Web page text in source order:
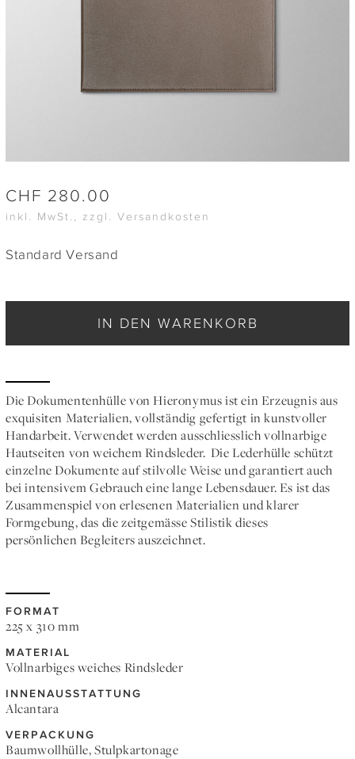
CHF 280.00
inkl. MwSt., zzgl. Versandkosten
Standard Versand
IN DEN WARENKORB
Die Dokumentenhülle von Hieronymus ist ein Erzeugnis aus
exquisiten Materialien, vollständig gefertigt in kunstvoller
Handarbeit. Verwendet werden ausschliesslich vollnarbige
Hautseiten von weichem Rindsleder. Die Lederhülle schützt
einzelne Dokumente auf stilvolle Weise und garantiert auch
bei intensivem Gebrauch eine lange Lebensdauer. Es ist das
Zusammenspiel von erlesenen Materialien und klarer
Formgebung, das die zeitgemässe Stilistik dieses
persönlichen Begleiters auszeichnet.
FORMAT
225 x 310 mm
MATERIAL
Vollnarbiges weiches Rindsleder
INNENAUSSTATTUNG
Alcantara
VERPACKUNG
Baumwollhülle, Stulpkartonage